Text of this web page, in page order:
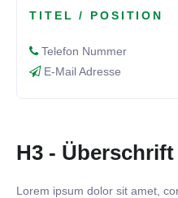
TITEL / POSITION
Telefon Nummer
E-Mail Adresse
H3 - Überschrift
Lorem ipsum dolor sit amet,